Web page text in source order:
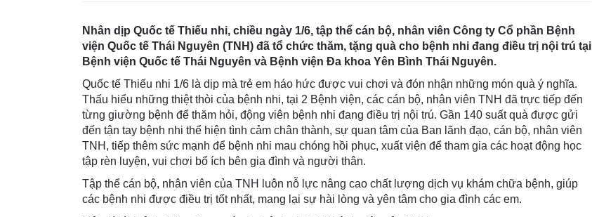
Nhân dịp Quốc tế Thiếu nhi, chiều ngày 1/6, tập thể cán bộ, nhân viên Công ty Cổ phần Bệnh
viện Quốc tế Thái Nguyên (TNH) đã tổ chức thăm, tặng quà cho bệnh nhi đang điều trị nội trú tại
Bệnh viện Quốc tế Thái Nguyên và Bệnh viện Đa khoa Yên Bình Thái Nguyên.
Quốc tế Thiếu nhi 1/6 là dịp mà trẻ em háo hức được vui chơi và đón nhận những món quà ý nghĩa.
Thấu hiểu những thiệt thòi của bệnh nhi, tại 2 Bệnh viện, các cán bộ, nhân viên TNH đã trực tiếp đến
từng giường bệnh để thăm hỏi, động viên bệnh nhi đang điều trị nội trú. Gần 140 suất quà được gửi
đến tận tay bệnh nhi thể hiện tình cảm chân thành, sự quan tâm của Ban lãnh đạo, cán bộ, nhân viên
TNH, tiếp thêm sức mạnh để bệnh nhi mau chóng hồi phục, xuất viện để tham gia các hoạt động học
tập rèn luyện, vui chơi bổ ích bên gia đình và người thân.
Tập thể cán bộ, nhân viên của TNH luôn nỗ lực nâng cao chất lượng dịch vụ khám chữa bệnh, giúp
các bệnh nhi được điều trị tốt nhất, mang lại sự hài lòng và yên tâm cho gia đình các em.